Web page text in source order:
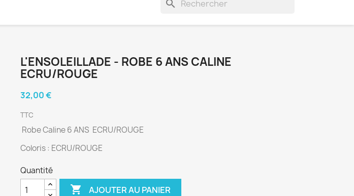
search
L'ENSOLEILLADE - ROBE 6 ANS CALINE
ECRU/ROUGE
32,00 €
TTC
Robe Caline 6 ANS ECRU/ROUGE
Coloris : ECRU/ROUGE
Quantité
 AJOUTER AU PANIER